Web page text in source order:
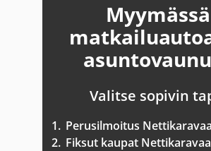
Myymässä
Valitse sopivin
1. Perusilmoitus
2. Fiksut kaupat